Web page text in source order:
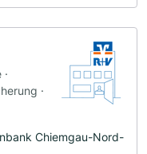
·
Chiemgau-Nord-